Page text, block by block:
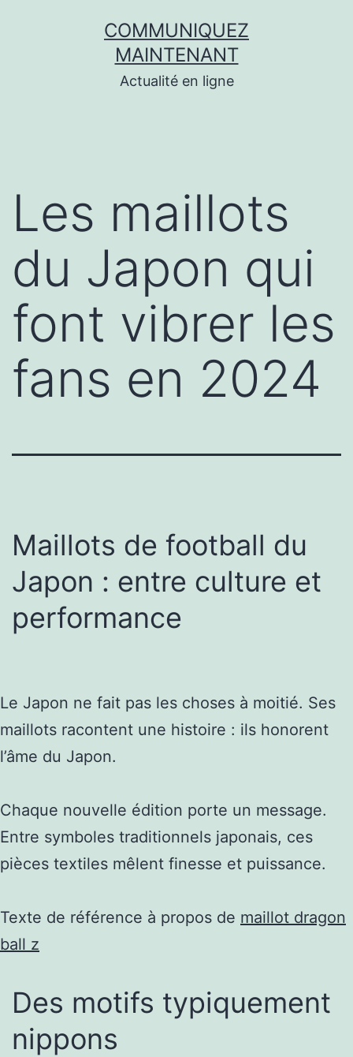
COMMUNIQUEZ
MAINTENANT
Actualité en ligne
Les maillots
du Japon qui
font vibrer les
fans en 2024
Maillots de football du
Japon : entre culture et
performance
Le Japon ne fait pas les choses à moitié. Ses
maillots racontent une histoire : ils honorent
l’âme du Japon.
Chaque nouvelle édition porte un message.
Entre symboles traditionnels japonais, ces
pièces textiles mêlent finesse et puissance.
Texte de référence à propos de maillot dragon
ball z
Des motifs typiquement
nippons